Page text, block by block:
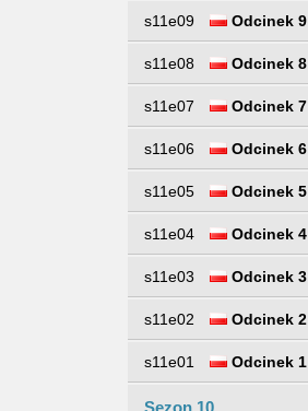
s11e09 Odcinek 9
s11e08 Odcinek 8
s11e07 Odcinek 7
s11e06 Odcinek 6
s11e05 Odcinek 5
s11e04 Odcinek 4
s11e03 Odcinek 3
s11e02 Odcinek 2
s11e01 Odcinek 1
Sezon 10